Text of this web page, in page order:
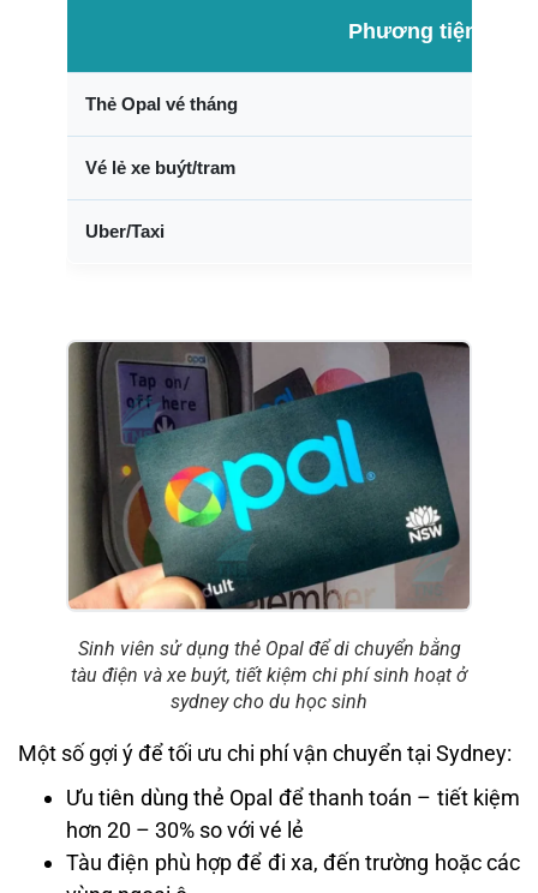
Phương tiện
Thẻ Opal vé tháng
Vé lẻ xe buýt/tram
Uber/Taxi
Sinh viên sử dụng thẻ Opal để di chuyển bằng
tàu điện và xe buýt, tiết kiệm chi phí sinh hoạt ở
sydney cho du học sinh
Một số gợi ý để tối ưu chi phí vận chuyển tại Sydney:
Ưu tiên dùng thẻ Opal để thanh toán – tiết kiệm
hơn 20 – 30% so với vé lẻ
Tàu điện phù hợp để đi xa, đến trường hoặc các